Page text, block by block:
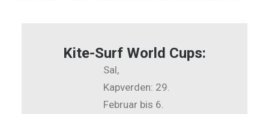
Kite-Surf World Cups:
Sal,
Kapverden: 29.
Februar bis 6.